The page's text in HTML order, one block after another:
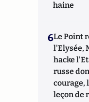
haine
6Le Point
l'Elysée,
hacke
russe
courage,
leçon de